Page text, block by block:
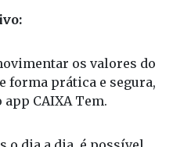
os valores do
forma prática e segura,